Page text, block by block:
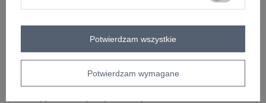
Zobacz wszystkie kolory (+1)
ZALOGUJ SIĘ I ZOBACZ CENĘ
Potwierdzam wymagane
Potwierdzam wszystkie